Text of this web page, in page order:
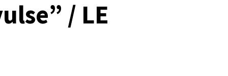
/ LE